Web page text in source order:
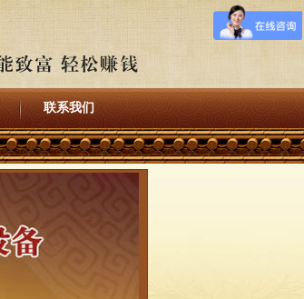
联系我们